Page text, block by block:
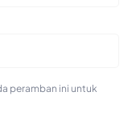
peramban ini untuk